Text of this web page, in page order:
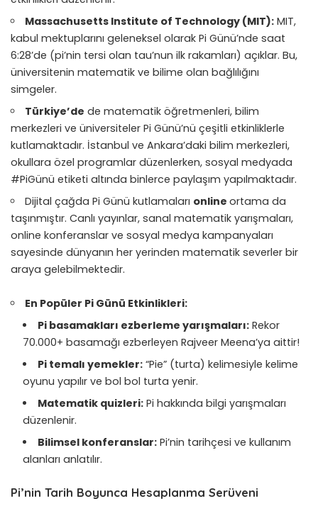
Massachusetts Institute of Technology (MIT): MIT,
kabul mektuplarını geleneksel olarak Pi Günü’nde saat
6:28’de (pi’nin tersi olan tau’nun ilk rakamları) açıklar. Bu,
üniversitenin matematik ve bilime olan bağlılığını
simgeler.
Türkiye’de de matematik öğretmenleri, bilim
merkezleri ve üniversiteler Pi Günü’nü çeşitli etkinliklerle
kutlamaktadır. İstanbul ve Ankara’daki bilim merkezleri,
okullara özel programlar düzenlerken, sosyal medyada
#PiGünü etiketi altında binlerce paylaşım yapılmaktadır.
Dijital çağda Pi Günü kutlamaları onlineortama da
taşınmıştır. Canlı yayınlar, sanal matematik yarışmaları,
online konferanslar ve sosyal medya kampanyaları
sayesinde dünyanın her yerinden matematik severler bir
araya gelebilmektedir.
En Popüler Pi Günü Etkinlikleri:
Pi basamakları ezberleme yarışmaları:Rekor
70.000+ basamağı ezberleyen Rajveer Meena’ya aittir!
Pi temalı yemekler:“Pie” (turta) kelimesiyle kelime
oyunu yapılır ve bol bol turta yenir.
Matematik quizleri:Pi hakkında bilgi yarışmaları
düzenlenir.
Bilimsel konferanslar:Pi’nin tarihçesi ve kullanım
alanları anlatılır.
Pi’nin Tarih Boyunca Hesaplanma Serüveni